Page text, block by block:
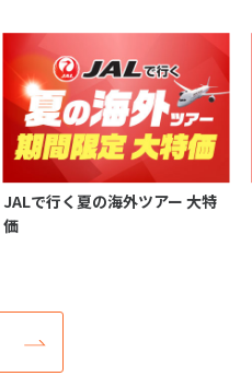
JALで行く夏の海外ツアー 大特
価